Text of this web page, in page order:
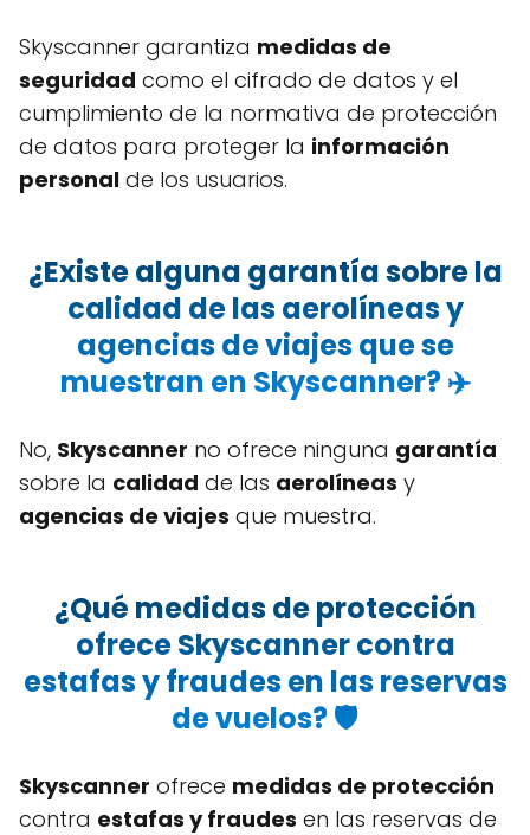
Skyscanner garantiza medidas de
seguridad como el cifrado de datos y el
cumplimiento de la normativa de protección
de datos para proteger la información
personal de los usuarios.
¿Existe alguna garantía sobre la
calidad de las aerolíneas y
agencias de viajes que se
muestran en Skyscanner? ✈️
No, Skyscanner no ofrece ninguna garantía
sobre la calidad de las aerolíneas y
agencias de viajes que muestra.
¿Qué medidas de protección
ofrece Skyscanner contra
estafas y fraudes en las reservas
de vuelos? 🛡️
Skyscanner ofrece medidas de protección
contra estafas y fraudes en las reservas de